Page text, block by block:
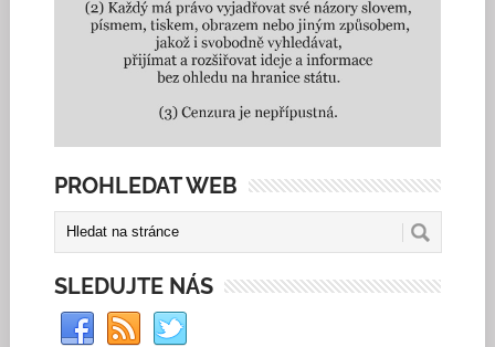
PROHLEDAT WEB
SLEDUJTE NÁS